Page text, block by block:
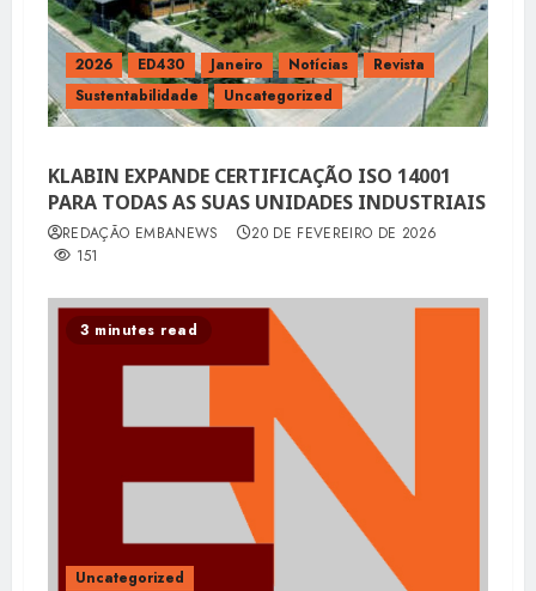
2026 ED430 Janeiro Notícias
Revista
Sustentabilidade
Uncategorized
KLABIN EXPANDE CERTIFICAÇÃO ISO 14001
PARA TODAS AS SUAS UNIDADES INDUSTRIAIS
REDAÇÃO EMBANEWS
20 DE FEVEREIRO DE 2026
151
3 minutes read
Uncategorized